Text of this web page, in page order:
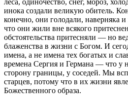
инока создали великую обитель.
конечно, они голодали, наверняка и
что они жили вне всякого
обстоятельства притесняли — но
блаженства в жизни с Богом. И
имена, а не имена тех богатых и
времена Сергия и Германа — что у
сторону границы, у соседей. Мы
старцев, потому что в их жизни
Божественного образа.